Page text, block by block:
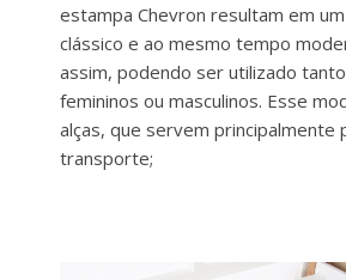
estampa Chevron resultam em
clássico e ao mesmo tempo
assim, podendo ser utilizado
femininos ou masculinos. Esse
alças, que servem principalmente
transporte;